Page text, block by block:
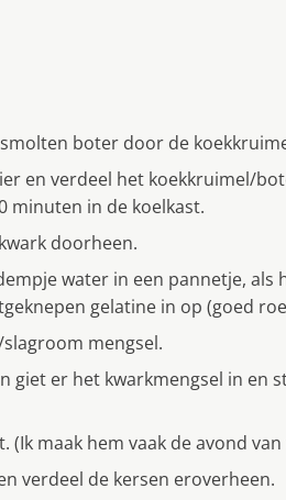
boter door de
en verdeel het koekkruimel/
minuten in de koelkast.
doorheen.
water in een pannetje, als
gelatine in op (goed
mengsel.
giet er het kwarkmengsel in en
maak hem vaak de avond
verdeel de kersen eroverheen.